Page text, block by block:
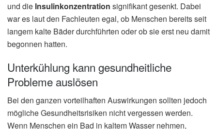
und die Insulinkonzentration signifikant gesenkt. Dabei
war es laut den Fachleuten egal, ob Menschen bereits seit
langem kalte Bäder durchführten oder ob sie erst neu damit
begonnen hatten.
Unterkühlung kann gesundheitliche
Probleme auslösen
Bei den ganzen vorteilhaften Auswirkungen sollten jedoch
mögliche Gesundheitsrisiken nicht vergessen werden.
Wenn Menschen ein Bad in kaltem Wasser nehmen,